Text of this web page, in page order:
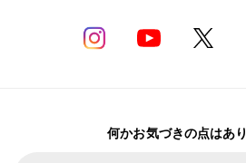
何かお気づきの点はあ